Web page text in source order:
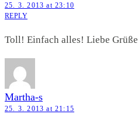
25. 3. 2013 at 23:10
REPLY
Toll! Einfach alles! Liebe
Martha-s
25. 3. 2013 at 21:15